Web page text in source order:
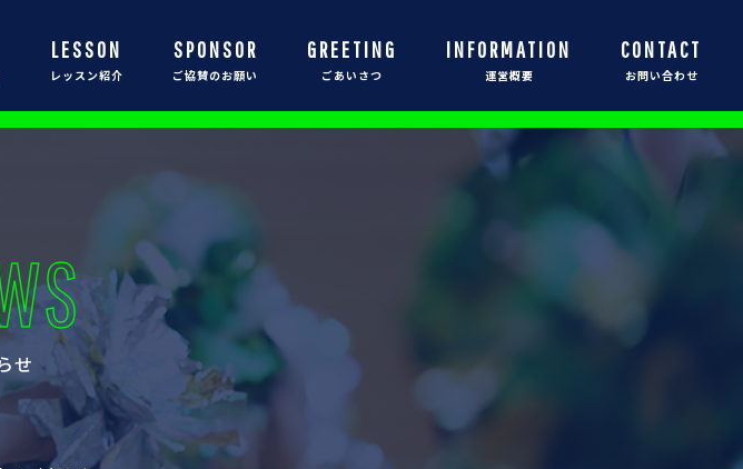
LESSON SPONSOR GREETING INFORMATION CONTACT
せ